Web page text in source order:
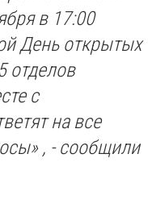
в 17:00
День открытых
отделов
с
на все
, - сообщили